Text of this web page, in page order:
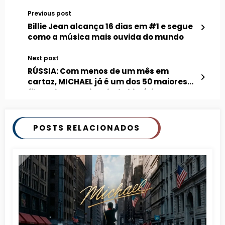
Previous post
Billie Jean alcança 16 dias em #1 e segue
como a música mais ouvida do mundo
Next post
RÚSSIA: Com menos de um mês em
cartaz, MICHAEL já é um dos 50 maiores
filmes internacionais da história
POSTS RELACIONADOS